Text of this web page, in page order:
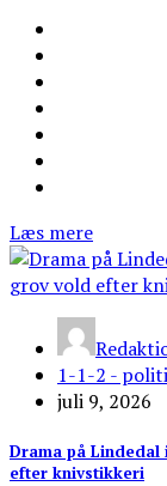
Læs mere
1-1-2 -
juli 9, 2026
Drama på
efter knivstikkeri